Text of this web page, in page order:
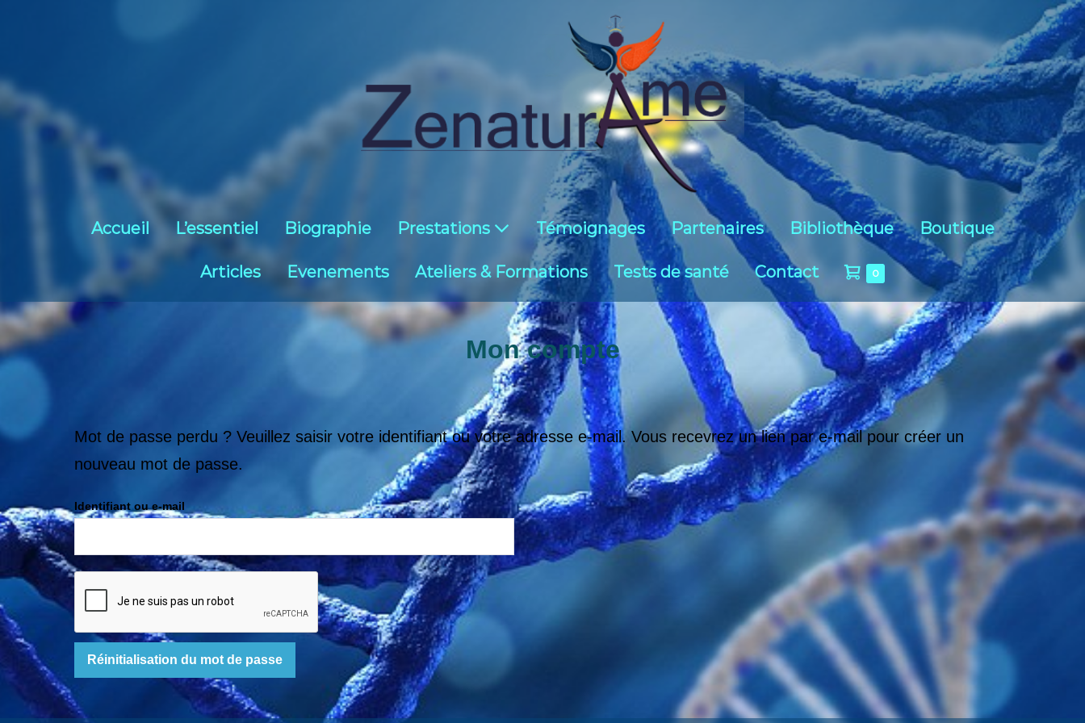
Accueil L’essentiel Biographie Prestations Témoignages Partenaires Bibliothèque Boutique
Articles Evenements Ateliers & Formations Tests de santé Contact 0
Mon compte
Mot de passe perdu ? Veuillez saisir votre identifiant ou votre adresse e-mail. Vous recevrez un lien par e-mail pour créer un
nouveau mot de passe.
Identifiant ou e-mail
Réinitialisation du mot de passe